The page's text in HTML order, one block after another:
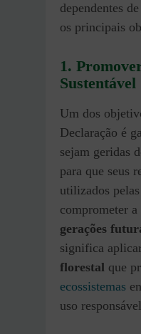
dependentes
os principais
1.
Sustentável
Um dos
Declaração é
sejam geridas
para que seus
utilizados
comprometer a
gerações
significa
florestal que
ecossistemas
uso